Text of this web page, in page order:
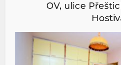
OV, ulice